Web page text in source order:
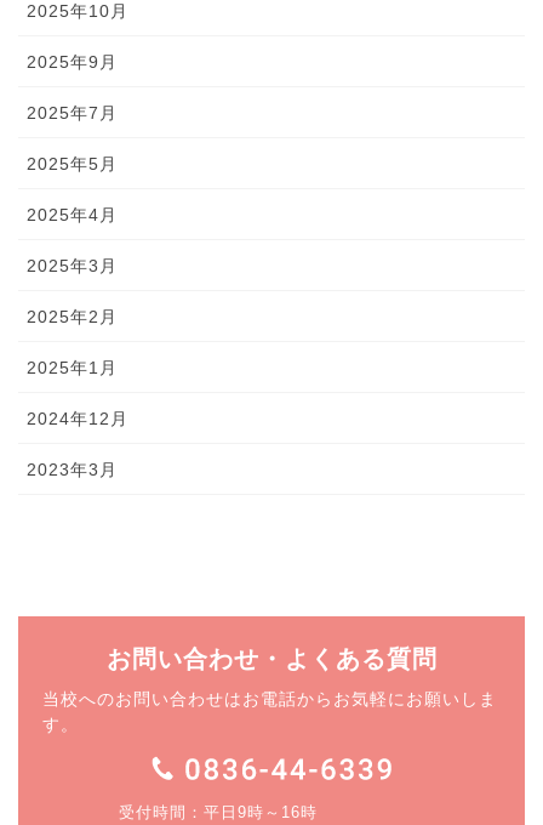
2025年10月
2025年9月
2025年7月
2025年5月
2025年4月
2025年3月
2025年2月
2025年1月
2024年12月
2023年3月
お問い合わせ・よくある質問
当校へのお問い合わせはお電話からお気軽にお願いしま
す。
受付時間：平日9時～16時